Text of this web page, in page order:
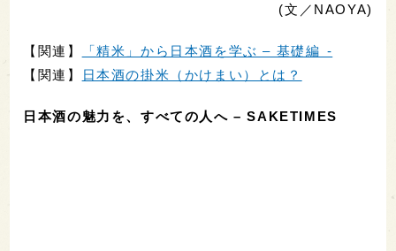
(文／NAOYA)
【関連】
「精米」から日本酒を学ぶ – 基礎編 -
【関連】
日本酒の掛米（かけまい）とは？
日本酒の魅力を、すべての人へ – SAKETIMES